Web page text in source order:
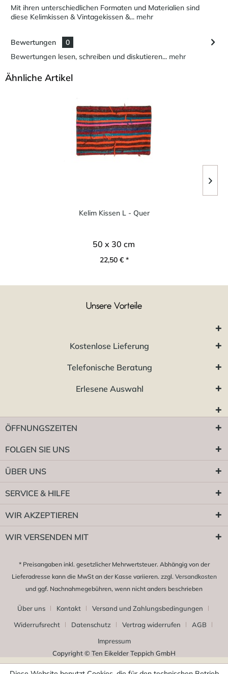
Mit ihren unterschiedlichen Formaten und Materialien sind
diese Kelimkissen & Vintagekissen &... mehr
Bewertungen
0
Bewertungen lesen, schreiben und diskutieren... mehr
Ähnliche Artikel
Kelim Kissen L - Quer
50 x 30 cm
22,50 € *
Unsere Vorteile
Kostenlose Lieferung
Telefonische Beratung
Erlesene Auswahl
ÖFFNUNGSZEITEN
FOLGEN SIE UNS
ÜBER UNS
SERVICE & HILFE
WIR AKZEPTIEREN
WIR VERSENDEN MIT
* Preisangaben inkl. gesetzlicher Mehrwertsteuer. Abhängig von der
Lieferadresse kann die MwSt an der Kasse variieren. zzgl. Versandkosten
und ggf. Nachnahmegebühren, wenn nicht anders beschrieben
Über uns Kontakt
Versand und Zahlungsbedingungen
Widerrufsrecht
Datenschutz Vertrag widerrufen
AGB
Impressum
Copyright © Ten Eikelder Teppich GmbH